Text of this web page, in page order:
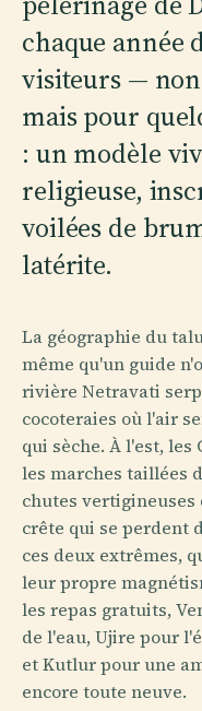
chaque année
visiteurs —
mais pour
: un modèle
religieuse,
voilées de
latérite.
La géographie du
même qu'un guide
rivière Netravati
cocoteraies où l'air
qui sèche. À l'est, les
les marches taillées
chutes vertigineuses
crête qui se perdent
ces deux extrêmes,
leur propre
les repas gratuits,
de l'eau, Ujire pour
et Kutlur pour une
encore toute neuve.